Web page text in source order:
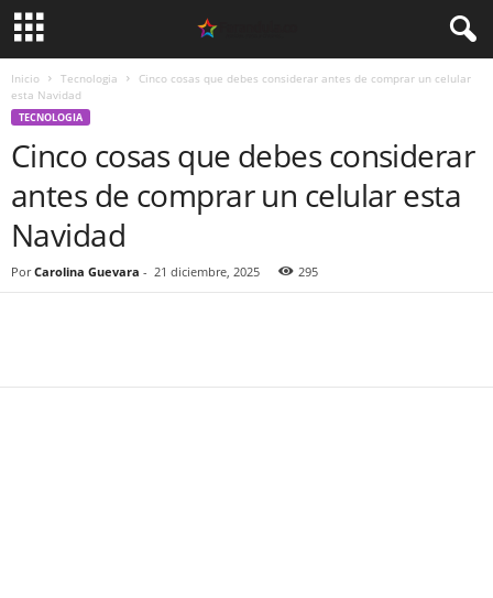
Inicio Tecnologia
Cinco cosas que debes considerar antes de comprar un celular
esta Navidad
TECNOLOGIA
Cinco cosas que debes considerar
antes de comprar un celular esta
Navidad
Por Carolina Guevara - 21 diciembre, 2025 295